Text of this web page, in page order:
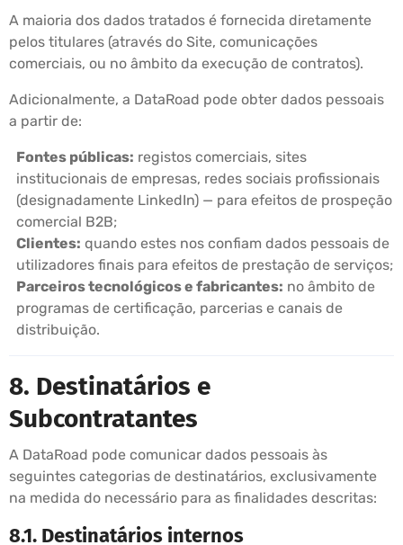
A maioria dos dados tratados é fornecida diretamente
pelos titulares (através do Site, comunicações
comerciais, ou no âmbito da execução de contratos).
Adicionalmente, a DataRoad pode obter dados pessoais
a partir de:
Fontes públicas: registos comerciais, sites
institucionais de empresas, redes sociais profissionais
(designadamente LinkedIn) — para efeitos de prospeção
comercial B2B;
Clientes: quando estes nos confiam dados pessoais de
utilizadores finais para efeitos de prestação de serviços;
Parceiros tecnológicos e fabricantes: no âmbito de
programas de certificação, parcerias e canais de
distribuição.
8. Destinatários e
Subcontratantes
A DataRoad pode comunicar dados pessoais às
seguintes categorias de destinatários, exclusivamente
na medida do necessário para as finalidades descritas:
8.1. Destinatários internos